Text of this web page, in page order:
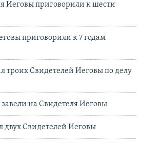
Иеговы приговорили к шести
приговорили к 7 годам
троих Свидетелей Иеговы по делу
завели на Свидетеля Иеговы
двух Свидетелей Иеговы